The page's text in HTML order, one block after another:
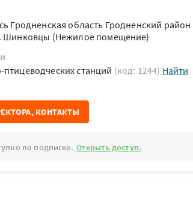
Гродненская область Гродненский район
Шинковцы (Нежилое помещение)
станций (код: 1244) Найти
КОНТАКТЫ
по подписке. Открыть доступ.